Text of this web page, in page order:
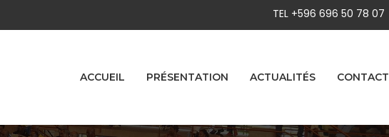
TEL +596 696 50 78 07
ACCUEIL PRÉSENTATION ACTUALITÉS CONTACT